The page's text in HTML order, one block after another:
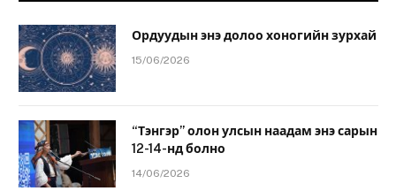
Ордуудын энэ долоо хоногийн зурхай
15/06/2026
“Тэнгэр” олон улсын наадам энэ сарын
12-14-нд болно
14/06/2026